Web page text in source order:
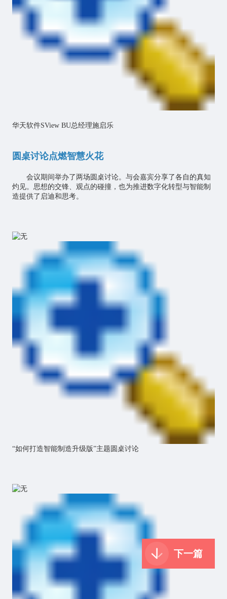
华天软件SView BU总经理施启乐
圆桌讨论点燃智慧火花
会议期间举办了两场圆桌讨论。与会嘉宾分享了各自的真知
灼见。思想的交锋、观点的碰撞，也为推进数字化转型与智能制
造提供了启迪和思考。
“如何打造智能制造升级版”主题圆桌讨论
下一篇